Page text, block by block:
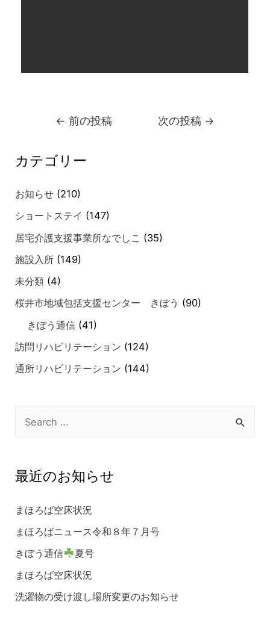
← 前の投稿 次の投稿 →
カテゴリー
お知らせ (210)
ショートステイ (147)
居宅介護支援事業所なでしこ (35)
施設入所 (149)
未分類 (4)
桜井市地域包括支援センター きぼう (90)
きぼう通信 (41)
訪問リハビリテーション (124)
通所リハビリテーション (144)
最近のお知らせ
まほろば空床状況
まほろばニュース令和８年７月号
きぼう通信
夏号
まほろば空床状況
洗濯物の受け渡し場所変更のお知らせ